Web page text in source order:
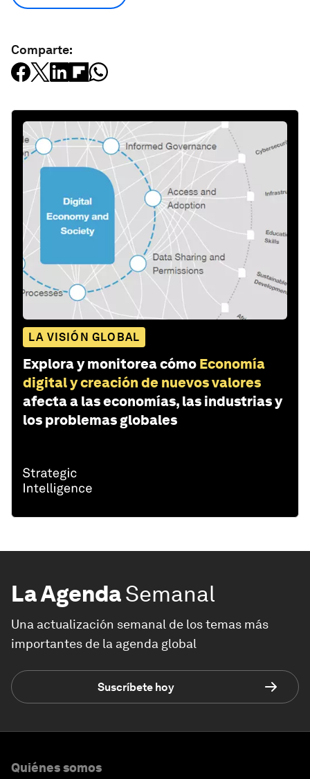
Comparte:
LA VISIÓN GLOBAL
Explora y monitorea cómo Economía
digital y creación de nuevos valores
afecta a las economías, las industrias y
los problemas globales
La AgendaSemanal
Una actualización semanal de los temas más
importantes de la agenda global
Suscríbete hoy
Quiénes somos